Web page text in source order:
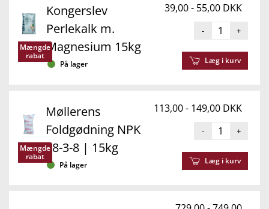
Mængde
rabat
Kongerslev
Perlekalk m.
Magnesium 15kg
På lager
39,00 - 55,00 DKK
- +
Læg i kurv
Mængde
rabat
Møllerens
Foldgødning NPK
18-3-8 | 15kg
På lager
113,00 - 149,00 DKK
- +
Læg i kurv